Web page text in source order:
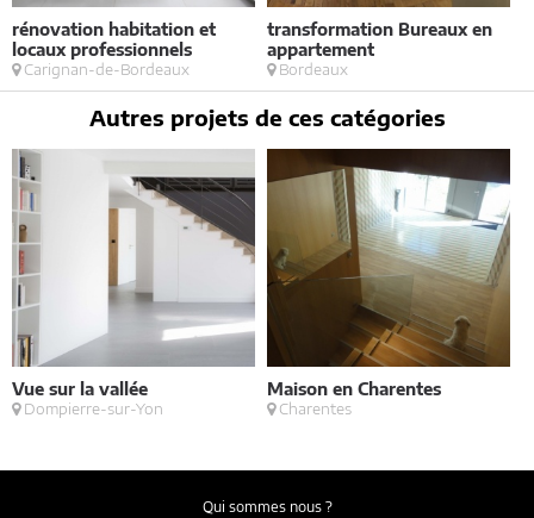
rénovation habitation et
locaux professionnels
Carignan-de-Bordeaux
transformation Bureaux en
appartement
Bordeaux
Autres projets de ces catégories
Vue sur la vallée
Dompierre-sur-Yon
Maison en Charentes
Charentes
Qui sommes nous ?